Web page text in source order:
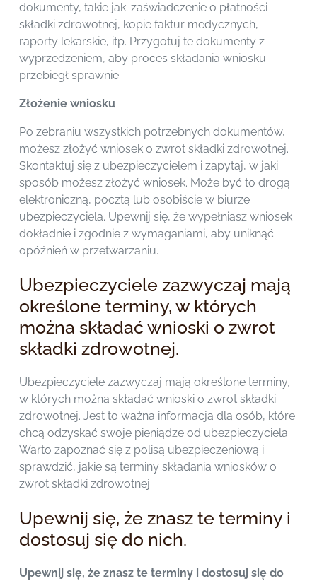
dokumenty, takie jak: zaświadczenie o płatności
składki zdrowotnej, kopie faktur medycznych,
raporty lekarskie, itp. Przygotuj te dokumenty z
wyprzedzeniem, aby proces składania wniosku
przebiegł sprawnie.
Złożenie wniosku
Po zebraniu wszystkich potrzebnych dokumentów,
możesz złożyć wniosek o zwrot składki zdrowotnej.
Skontaktuj się z ubezpieczycielem i zapytaj, w jaki
sposób możesz złożyć wniosek. Może być to drogą
elektroniczną, pocztą lub osobiście w biurze
ubezpieczyciela. Upewnij się, że wypełniasz wniosek
dokładnie i zgodnie z wymaganiami, aby uniknąć
opóźnień w przetwarzaniu.
Ubezpieczyciele zazwyczaj mają
określone terminy, w których
można składać wnioski o zwrot
składki zdrowotnej.
Ubezpieczyciele zazwyczaj mają określone terminy,
w których można składać wnioski o zwrot składki
zdrowotnej. Jest to ważna informacja dla osób, które
chcą odzyskać swoje pieniądze od ubezpieczyciela.
Warto zapoznać się z polisą ubezpieczeniową i
sprawdzić, jakie są terminy składania wniosków o
zwrot składki zdrowotnej.
Upewnij się, że znasz te terminy i
dostosuj się do nich.
Upewnij się, że znasz te terminy i dostosuj się do